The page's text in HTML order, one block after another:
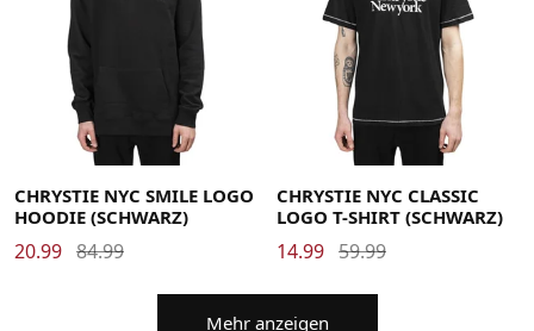
CHRYSTIE NYC SMILE LOGO
HOODIE (SCHWARZ)
20.99 84.99
CHRYSTIE NYC CLASSIC
LOGO T-SHIRT (SCHWARZ)
14.99 59.99
Mehr anzeigen